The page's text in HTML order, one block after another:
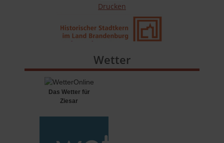
Drucken
Wetter
Das Wetter für
Ziesar